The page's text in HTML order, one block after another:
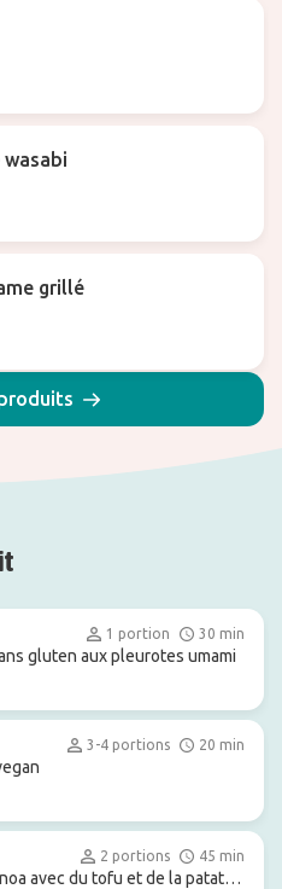
grillé
1 portion 30 min
gluten aux pleurotes umami
3-4 portions 20 min
2 portions 45 min
avec du tofu et de la patate